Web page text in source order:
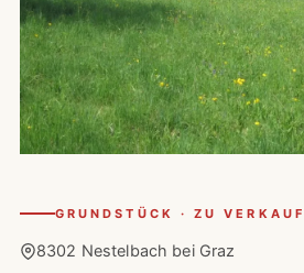
GRUNDSTÜCK · ZU
8302 Nestelbach bei Graz